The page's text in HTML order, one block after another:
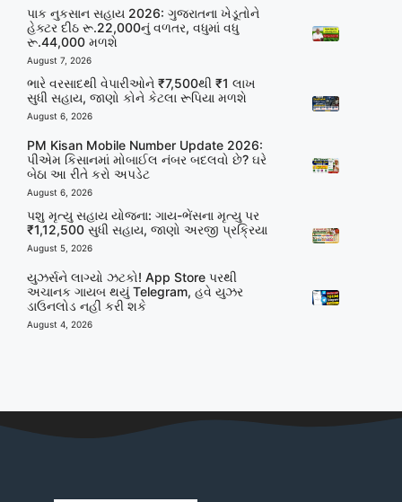
પાક નુકસાન સહાય 2026: ગુજરાતના ખેડૂતોને
હેક્ટર દીઠ રૂ.22,000નું વળતર, વધુમાં વધુ
રૂ.44,000 મળશે
August 7, 2026
ભારે વરસાદથી વેપારીઓને ₹7,500થી ₹1 લાખ
સુધી સહાય, જાણો કોને કેટલા રૂપિયા મળશે
August 6, 2026
PM Kisan Mobile Number Update 2026:
પીએમ કિસાનમાં મોબાઈલ નંબર બદલવો છે? ઘરે
બેઠા આ રીતે કરો અપડેટ
August 6, 2026
પશુ મૃત્યુ સહાય યોજના: ગાય-ભેંસના મૃત્યુ પર
₹1,12,500 સુધી સહાય, જાણો અરજી પ્રક્રિયા
August 5, 2026
યુઝર્સને લાગ્યો ઝટકો! App Store પરથી
અચાનક ગાયબ થયું Telegram, હવે યુઝર
ડાઉનલોડ નહીં કરી શકે
August 4, 2026